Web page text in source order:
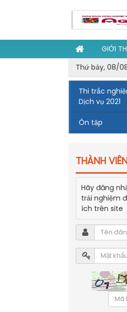
GIỚI
Thứ bảy, 08/
Thi trắc
Dịch vụ 2021
Ôn tập
THÀNH
Hãy đăng
trải nghiệm
ích trên site